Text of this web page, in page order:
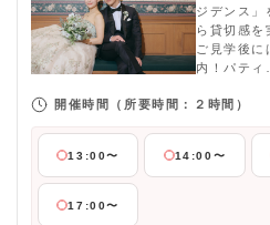
ジデンス」
ら貸切感
ご見学後に
内！パティ
開催時間 （所要時間：２時間）
13:00〜 14:00〜
17:00〜